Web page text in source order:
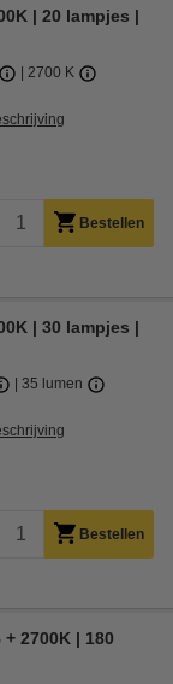
| 20 lampjes |
2700 K
Bestellen
| 30 lampjes |
35 lumen
Bestellen
2700K | 180